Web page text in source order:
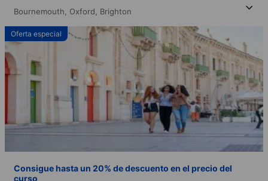
Bournemouth, Oxford, Brighton
Oferta especial
Consigue hasta un 20% de descuento en el precio del
curso